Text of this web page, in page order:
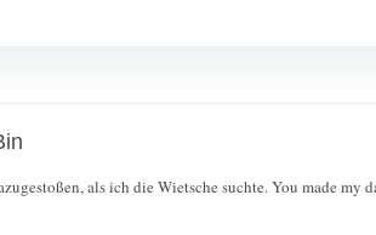
als ich die Wietsche suchte. You made my